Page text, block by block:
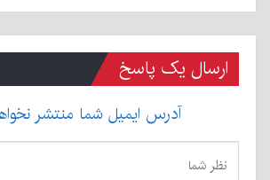
ارسال یک پاسخ
آدرس ایمیل شما منتشر